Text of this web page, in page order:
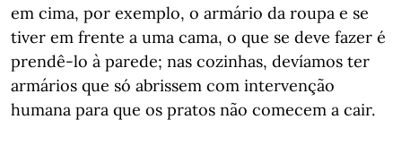
em cima, por exemplo, o armário da roupa e se
tiver em frente a uma cama, o que se deve fazer é
prendê-lo à parede; nas cozinhas, devíamos ter
armários que só abrissem com intervenção
humana para que os pratos não comecem a cair.